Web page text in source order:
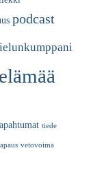
podcast
tiede
vetovoima